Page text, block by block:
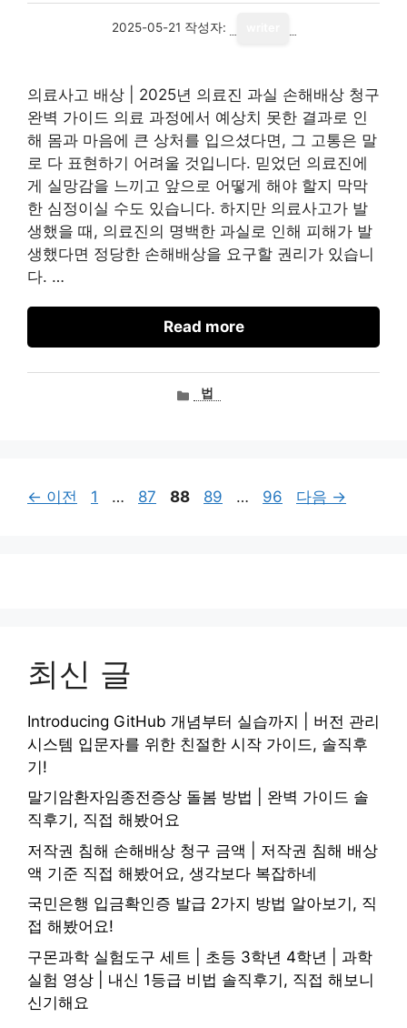
2025-05-21 작성자:
의료사고 배상 | 2025년 의료진 과실 손해배상 청구
완벽 가이드 의료 과정에서 예상치 못한 결과로 인
해 몸과 마음에 큰 상처를 입으셨다면, 그 고통은 말
로 다 표현하기 어려울 것입니다. 믿었던 의료진에
게 실망감을 느끼고 앞으로 어떻게 해야 할지 막막
한 심정이실 수도 있습니다. 하지만 의료사고가 발
생했을 때, 의료진의 명백한 과실로 인해 피해가 발
생했다면 정당한 손해배상을 요구할 권리가 있습니
다. …
Read more
카법
← 이전
페
1 …
페
87
페
88
페
89 …
페
96 다음 →
최신 글
Introducing GitHub 개념부터 실습까지 | 버전 관리
시스템 입문자를 위한 친절한 시작 가이드, 솔직후
기!
말기암환자임종전증상 돌봄 방법 | 완벽 가이드 솔
직후기, 직접 해봤어요
저작권 침해 손해배상 청구 금액 | 저작권 침해 배상
액 기준 직접 해봤어요, 생각보다 복잡하네
국민은행 입금확인증 발급 2가지 방법 알아보기, 직
접 해봤어요!
구몬과학 실험도구 세트 | 초등 3학년 4학년 | 과학
실험 영상 | 내신 1등급 비법 솔직후기, 직접 해보니
신기해요